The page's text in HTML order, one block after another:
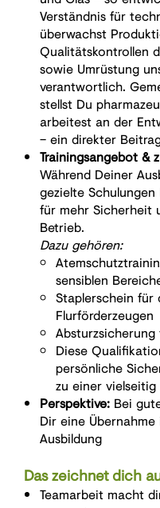
Verständnis für
überwachst
Qualitätskontrollen
sowie Umrüstung
verantwortlich.
stellst Du
arbeitest an der
– ein direkter
Trainingsangebot &
Während Deiner
gezielte
für mehr Sicherheit
Betrieb.
Dazu gehören:
sensiblen
Staplerschein für
Flurförderzeugen
Diese
persönliche
zu einer vielseitig
Perspektive: Bei
Dir eine
Ausbildung
Das zeichnet dich
Teamarbeit macht